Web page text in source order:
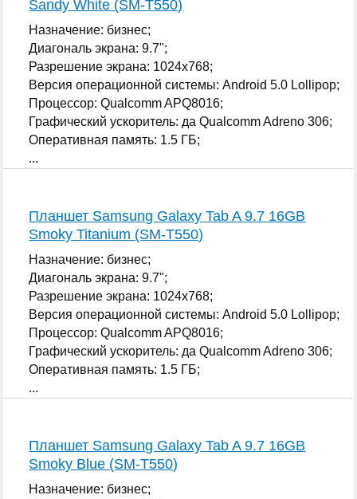
Sandy White (SM-T550)
Назначение: бизнес;
Диагональ экрана: 9.7";
Разрешение экрана: 1024x768;
Версия операционной системы: Android 5.0 Lollipop;
Процессор: Qualcomm APQ8016;
Графический ускоритель: да Qualcomm Adreno 306;
Оперативная память: 1.5 ГБ;
...
Планшет Samsung Galaxy Tab A 9.7 16GB
Smoky Titanium (SM-T550)
Назначение: бизнес;
Диагональ экрана: 9.7";
Разрешение экрана: 1024x768;
Версия операционной системы: Android 5.0 Lollipop;
Процессор: Qualcomm APQ8016;
Графический ускоритель: да Qualcomm Adreno 306;
Оперативная память: 1.5 ГБ;
...
Планшет Samsung Galaxy Tab A 9.7 16GB
Smoky Blue (SM-T550)
Назначение: бизнес;